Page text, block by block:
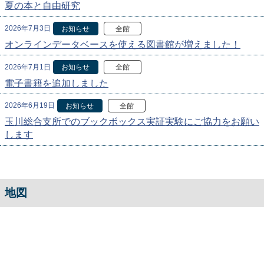
夏の本と自由研究
2026年7月3日 お知らせ 全館
オンラインデータベースを使える図書館が増えました！
2026年7月1日 お知らせ 全館
電子書籍を追加しました
2026年6月19日 お知らせ 全館
玉川総合支所でのブックボックス実証実験にご協力をお願い
します
地図